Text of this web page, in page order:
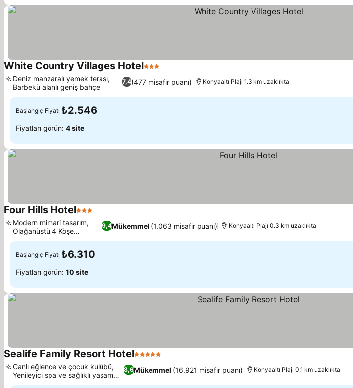
White Country Villages Hotel3 Yıldız
7,4(477 misafir puanı)
Deniz manzaralı yemek terası,
Barbekü alanlı geniş bahçe
Konyaaltı Plajı 1.3 km uzaklıkta
Başlangıç Fiyatı ₺2.546
Fiyatları görün: 4 site
Four Hills Hotel3 Yıldız
9,4Mükemmel (1.063 misafir puanı)
Modern mimari tasarım,
Olağanüstü 4 Köşe
restoranı
Konyaaltı Plajı 0.3 km uzaklıkta
Başlangıç Fiyatı ₺6.310
Fiyatları görün: 10 site
Sealife Family Resort Hotel5 Yıldız
8,6Mükemmel (16.921 misafir puanı)
Canlı eğlence ve çocuk kulübü,
Yenileyici spa ve sağlıklı yaşam
merkezi
Konyaaltı Plajı 0.1 km uzaklıkta